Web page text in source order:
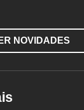
NOVIDADES